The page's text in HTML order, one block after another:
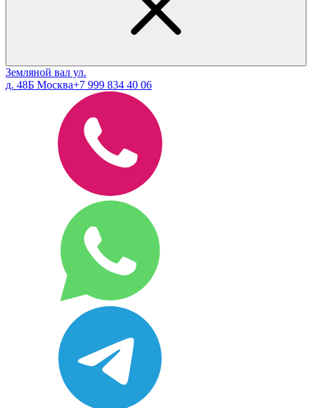
Земляной вал ул.
д. 48Б Москва+7 999 834 40 06